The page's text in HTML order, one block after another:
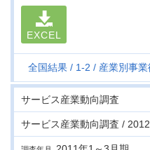
EXCEL
全国結果 1-2 産業別事
サービス産業動向調査
サービス産業動向調査 /